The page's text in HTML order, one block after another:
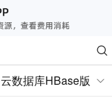
云数据库HBase版